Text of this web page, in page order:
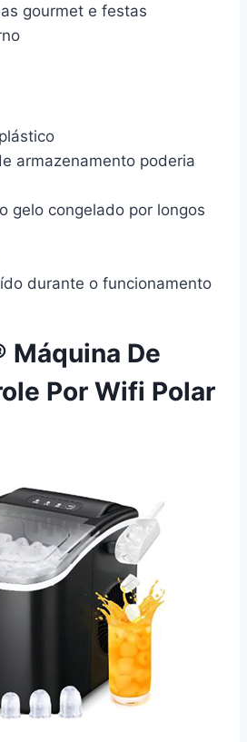
gourmet e festas
armazenamento poderia
gelo congelado por longos
durante o funcionamento
Máquina De
Por Wifi Polar